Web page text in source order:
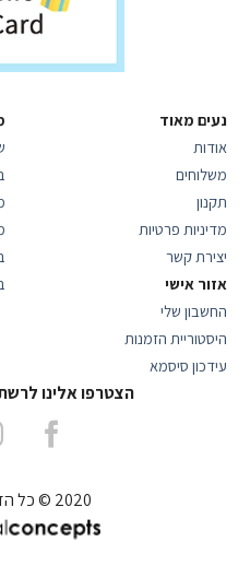
נעים מאוד
אודות
משלוחים
תקנון
מדיניות פרטיות
יצירת קשר
אזור אישי
החשבון שלי
היסטוריית הזמנות
עידכון סיסמא
הצטרפו אלינו
2020 © כל הזכויות שמורות